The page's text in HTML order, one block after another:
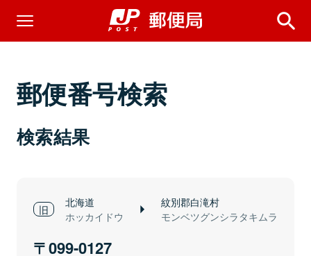
郵便番号検索
検索結果
北海道
ホッカイドウ
紋別郡白滝村
モンベツグンシラタキムラ
099-0127